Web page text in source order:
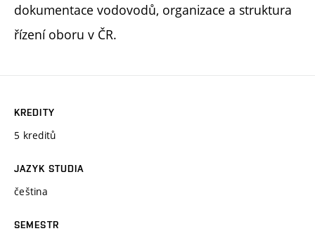
dokumentace vodovodů, organizace a struktura
řízení oboru v ČR.
KREDITY
5 kreditů
JAZYK STUDIA
čeština
SEMESTR